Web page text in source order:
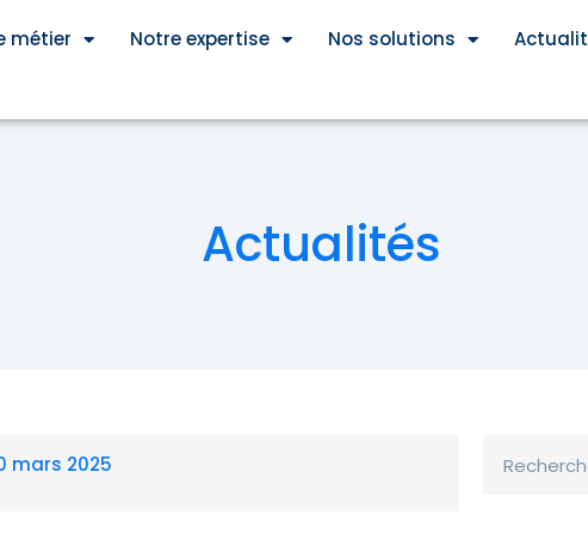
métier Notre expertise Nos solutions
Actualités
mars 2025